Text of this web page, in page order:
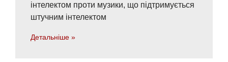
інтелектом проти музики, що підтримується
штучним інтелектом
Детальніше »